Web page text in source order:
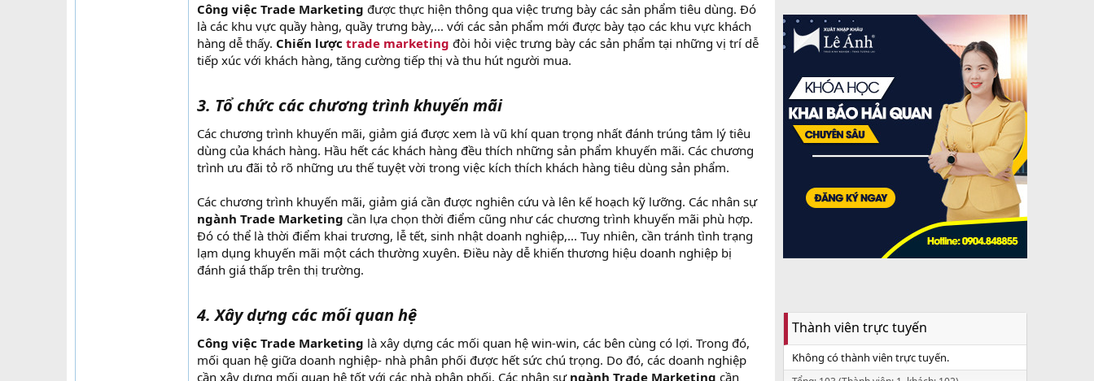
Công việc Trade Marketing được thực hiện thông qua việc trưng bày các sản phẩm tiêu dùng. Đó
là các khu vực quầy hàng, quầy trưng bày,... với các sản phẩm mới được bày tạo các khu vực khách
hàng dễ thấy. Chiến lược trade marketing đòi hỏi việc trưng bày các sản phẩm tại những vị trí dễ
tiếp xúc với khách hàng, tăng cường tiếp thị và thu hút người mua.
3. Tổ chức các chương trình khuyến mãi
Các chương trình khuyến mãi, giảm giá được xem là vũ khí quan trọng nhất đánh trúng tâm lý tiêu
dùng của khách hàng. Hầu hết các khách hàng đều thích những sản phẩm khuyến mãi. Các chương
trình ưu đãi tỏ rõ những ưu thế tuyệt vời trong việc kích thích khách hàng tiêu dùng sản phẩm.
Các chương trình khuyến mãi, giảm giá cần được nghiên cứu và lên kế hoạch kỹ lưỡng. Các nhân sự
ngành Trade Marketing cần lựa chọn thời điểm cũng như các chương trình khuyến mãi phù hợp.
Đó có thể là thời điểm khai trương, lễ tết, sinh nhật doanh nghiệp,... Tuy nhiên, cần tránh tình trạng
lạm dụng khuyến mãi một cách thường xuyên. Điều này dễ khiến thương hiệu doanh nghiệp bị
đánh giá thấp trên thị trường.
4. Xây dựng các mối quan hệ
Công việc Trade Marketing là xây dựng các mối quan hệ win-win, các bên cùng có lợi. Trong đó,
mối quan hệ giữa doanh nghiệp- nhà phân phối được hết sức chú trọng. Do đó, các doanh nghiệp
cần xây dựng mối quan hệ tốt với các nhà phân phối. Các nhân sự ngành Trade Marketing cần
Thành viên trực tuyến
Không có thành viên trực tuyến.